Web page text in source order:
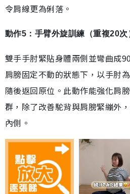
令肩線更為俐落。
動作5：手臂外旋訓練（重複20次
雙手手肘緊貼身體兩側並彎曲成
肩膀固定不動的狀態下，以手肘
隨後返回原位。此動作能強化肩
群，除了改善駝背與肩膀緊繃外
內側。